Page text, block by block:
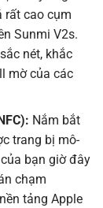
cao cụm
Sunmi V2s.
nét, khắc
mờ của các
Nắm bắt
trang bị mô-
bạn giờ đây
chạm
tảng Apple